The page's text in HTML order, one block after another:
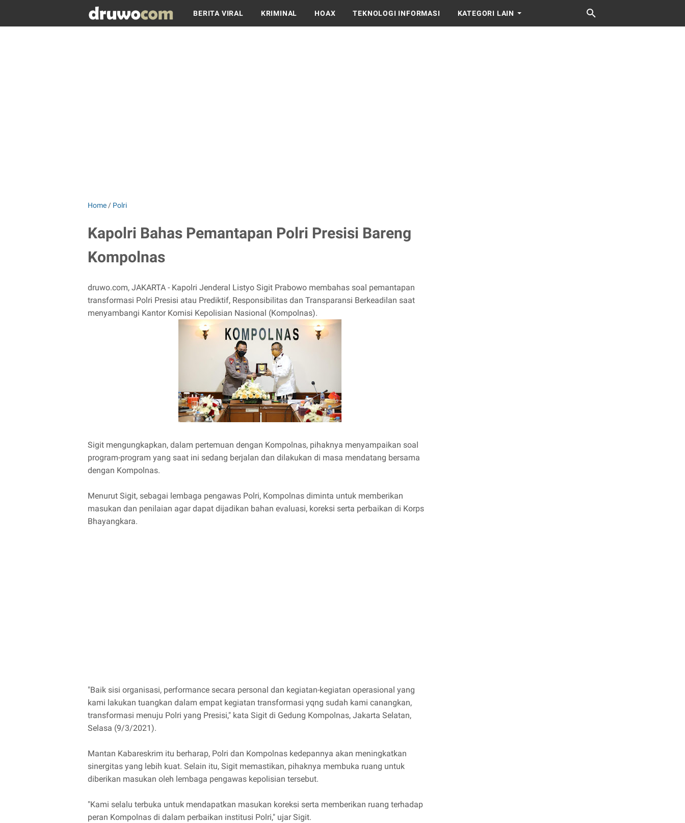
BERITA VIRAL KRIMINAL HOAX TEKNOLOGI INFORMASI KATEGORI LAIN
Home / Polri
Kapolri Bahas Pemantapan Polri Presisi Bareng
Kompolnas
druwo.com, JAKARTA - Kapolri Jenderal Listyo Sigit Prabowo membahas soal pemantapan
transformasi Polri Presisi atau Prediktif, Responsibilitas dan Transparansi Berkeadilan saat
menyambangi Kantor Komisi Kepolisian Nasional (Kompolnas).
Sigit mengungkapkan, dalam pertemuan dengan Kompolnas, pihaknya menyampaikan soal
program-program yang saat ini sedang berjalan dan dilakukan di masa mendatang bersama
dengan Kompolnas.
Menurut Sigit, sebagai lembaga pengawas Polri, Kompolnas diminta untuk memberikan
masukan dan penilaian agar dapat dijadikan bahan evaluasi, koreksi serta perbaikan di Korps
Bhayangkara.
"Baik sisi organisasi, performance secara personal dan kegiatan-kegiatan operasional yang
kami lakukan tuangkan dalam empat kegiatan transformasi yqng sudah kami canangkan,
transformasi menuju Polri yang Presisi," kata Sigit di Gedung Kompolnas, Jakarta Selatan,
Selasa (9/3/2021).
Mantan Kabareskrim itu berharap, Polri dan Kompolnas kedepannya akan meningkatkan
sinergitas yang lebih kuat. Selain itu, Sigit memastikan, pihaknya membuka ruang untuk
diberikan masukan oleh lembaga pengawas kepolisian tersebut.
"Kami selalu terbuka untuk mendapatkan masukan koreksi serta memberikan ruang terhadap
peran Kompolnas di dalam perbaikan institusi Polri," ujar Sigit.